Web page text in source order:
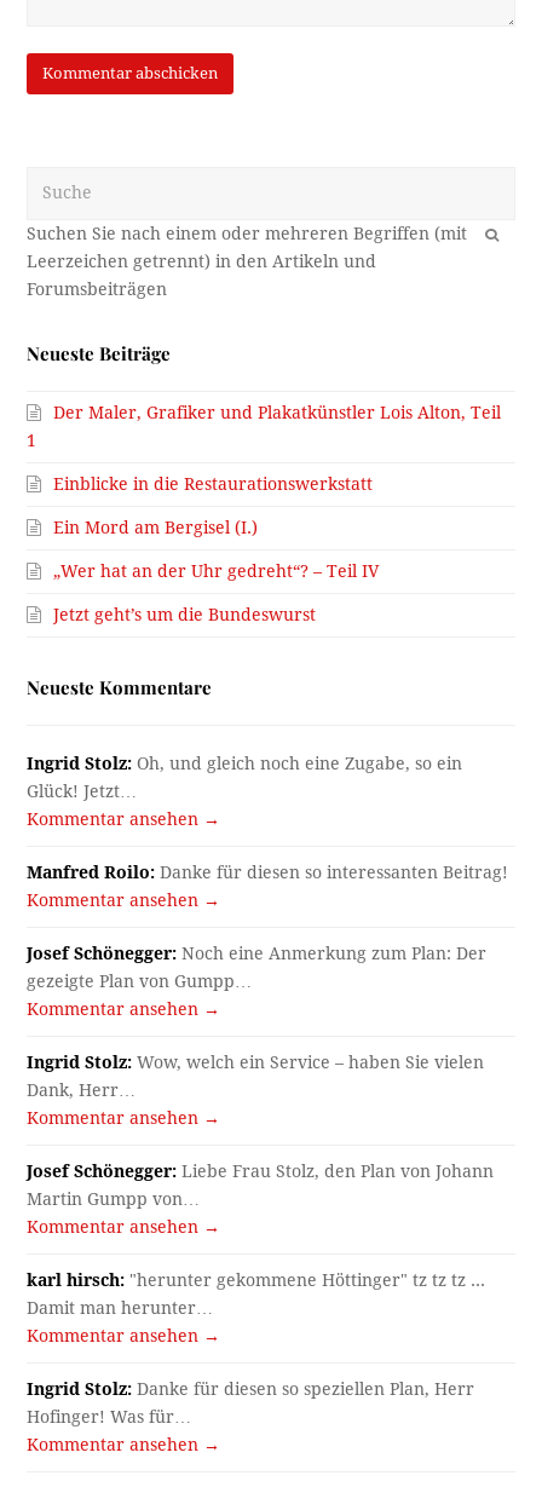
OK
Neueste Beiträge
Der Maler, Grafiker und Plakatkünstler Lois Alton, Teil
1
Einblicke in die Restaurationswerkstatt
Ein Mord am Bergisel (I.)
„Wer hat an der Uhr gedreht“? – Teil IV
Jetzt geht’s um die Bundeswurst
Neueste Kommentare
Ingrid Stolz: Oh, und gleich noch eine Zugabe, so ein
Glück! Jetzt…
Kommentar ansehen →
Manfred Roilo: Danke für diesen so interessanten Beitrag!
Kommentar ansehen →
Josef Schönegger: Noch eine Anmerkung zum Plan: Der
gezeigte Plan von Gumpp…
Kommentar ansehen →
Ingrid Stolz: Wow, welch ein Service – haben Sie vielen
Dank, Herr…
Kommentar ansehen →
Josef Schönegger: Liebe Frau Stolz, den Plan von Johann
Martin Gumpp von…
Kommentar ansehen →
karl hirsch: "herunter gekommene Höttinger" tz tz tz ...
Damit man herunter…
Kommentar ansehen →
Ingrid Stolz: Danke für diesen so speziellen Plan, Herr
Hofinger! Was für…
Kommentar ansehen →